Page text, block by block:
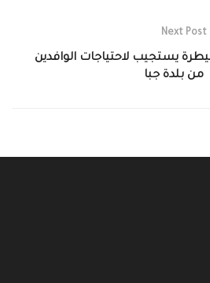
Next Post
يستجيب لاحتياجات الوافدين
من بلدة جبا